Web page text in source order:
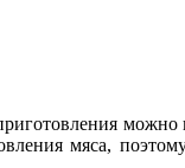
мяса,